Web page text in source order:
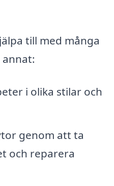
till med många
i olika stilar och
genom att ta
och reparera